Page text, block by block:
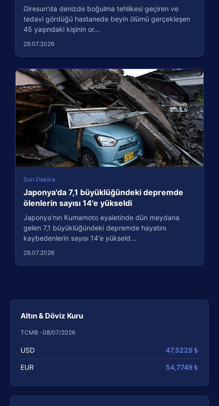
Altın & Döviz Kuru
TCMB · 08/07/2026
USD 47,5229 ₺
EUR 54,7749 ₺
Giresun'da denizde boğulma tehlikesi geçiren ve
tedavi gördüğü hastanede beyin ölümü gerçekleşen
45 yaşındaki kişinin or...
29.07.2026
Son Dakika
Japonya'da 7,1 büyüklüğündeki depremde
ölenlerin sayısı 14'e yükseldi
Japonya'nın Kumamoto eyaletinde dün meydana
gelen 7,1 büyüklüğündeki depremde hayatını
kaybedenlerin sayısı 14'e yükseld...
29.07.2026